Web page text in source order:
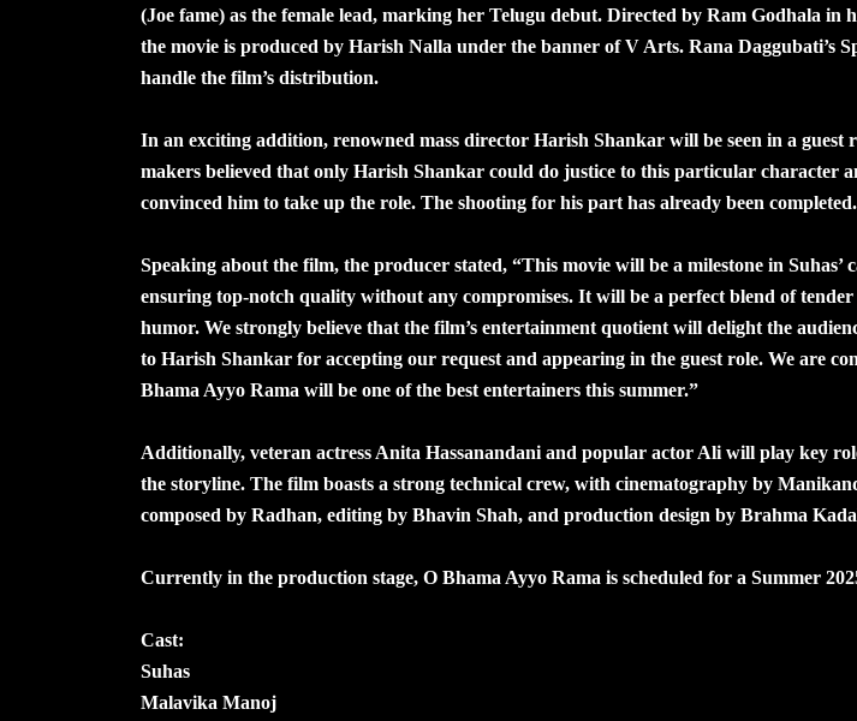
(Joe fame) as the female lead, marking her Telugu debut. Directed by Ram Godhala in
the movie is produced by Harish Nalla under the banner of V Arts. Rana Daggubati’s
handle the film’s distribution.
In an exciting addition, renowned mass director Harish Shankar will be seen in a guest
makers believed that only Harish Shankar could do justice to this particular character
convinced him to take up the role. The shooting for his part has already been completed.
Speaking about the film, the producer stated, “This movie will be a milestone in Suhas’
ensuring top-notch quality without any compromises. It will be a perfect blend of tender
humor. We strongly believe that the film’s entertainment quotient will delight the
to Harish Shankar for accepting our request and appearing in the guest role. We are
Bhama Ayyo Rama will be one of the best entertainers this summer.”
Additionally, veteran actress Anita Hassanandani and popular actor Ali will play key
the storyline. The film boasts a strong technical crew, with cinematography by
composed by Radhan, editing by Bhavin Shah, and production design by Brahma
Currently in the production stage, O Bhama Ayyo Rama is scheduled for a Summer
Cast:
Suhas
Malavika Manoj